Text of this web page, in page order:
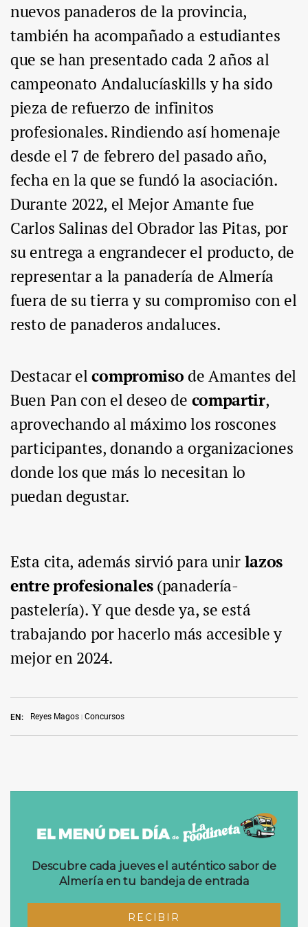
EN: Reyes Magos Concursos
nuevos panaderos de la provincia,
también ha acompañado a estudiantes
que se han presentado cada 2 años al
campeonato Andalucíaskills y ha sido
pieza de refuerzo de infinitos
profesionales. Rindiendo así homenaje
desde el 7 de febrero del pasado año,
fecha en la que se fundó la asociación.
Durante 2022, el Mejor Amante fue
Carlos Salinas del Obrador las Pitas, por
su entrega a engrandecer el producto, de
representar a la panadería de Almería
fuera de su tierra y su compromiso con el
resto de panaderos andaluces.
Destacar elcompromiso de Amantes del
Buen Pan con el deseo de compartir,
aprovechando al máximo los roscones
participantes, donando a organizaciones
donde los que más lo necesitan lo
puedan degustar.
Esta cita, además sirvió para unirlazos
entre profesionales(panadería-
pastelería). Y que desde ya, se está
trabajando por hacerlo más accesible y
mejor en 2024.